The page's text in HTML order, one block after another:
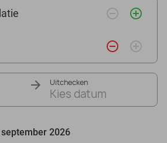
remove_circle_outline add_circle_outline
remove_circle_outline add_circle_outline
Uitchecken
Kies datum
september 2026